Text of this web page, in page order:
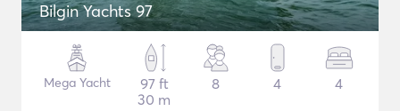
Bilgin Yachts 97
Mega Yacht
97 ft
30 m
8 4 4